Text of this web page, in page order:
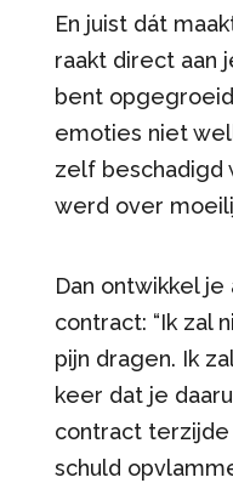
En juist dát
raakt direct aan
bent
emoties niet
zelf beschadigd
werd over
Dan ontwikkel
contract: “Ik zal
pijn dragen. Ik
keer dat je
contract
schuld